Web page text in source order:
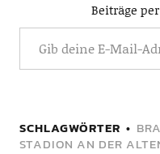
Beiträge
SCHLAGWÖRTER
STADION AN DER